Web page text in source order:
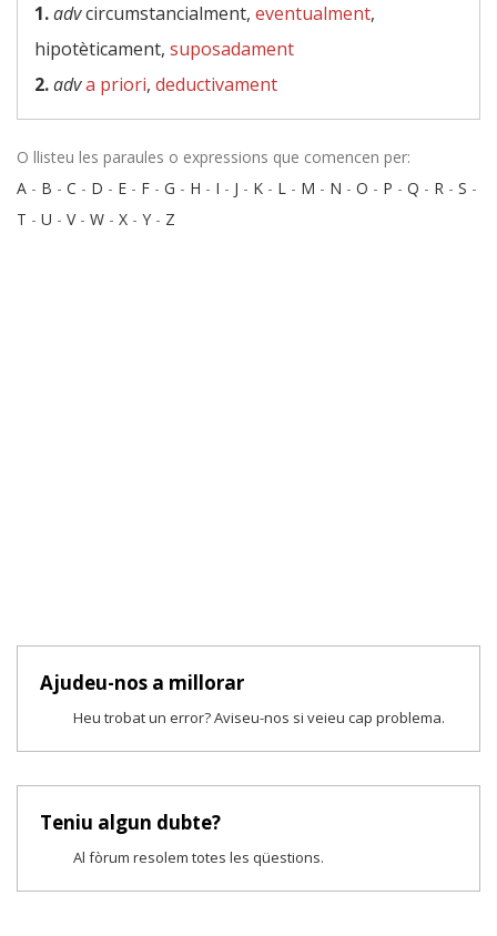
1.advcircumstancialment, eventualment,
hipotèticament, suposadament
2.adva priori, deductivament
O llisteu les paraules o expressions que comencen per:
A - B - C - D - E - F - G - H - I - J - K - L - M - N - O - P - Q - R - S -
T - U - V- W - X - Y - Z
Ajudeu-nos a millorar
Heu trobat un error? Aviseu-nos si veieu cap problema.
Teniu algun dubte?
Al fòrum resolem totes les qüestions.